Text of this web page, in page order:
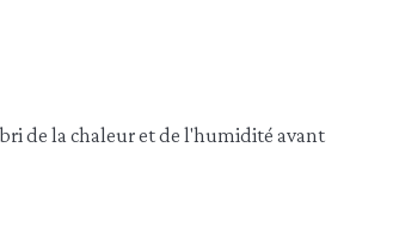
de la chaleur et de l'humidité avant